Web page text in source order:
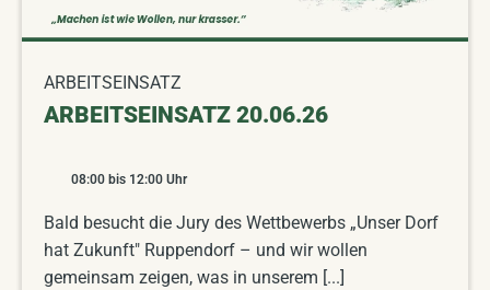
ARBEITSEINSATZ
ARBEITSEINSATZ 20.06.26
08:00 bis 12:00 Uhr
Bald besucht die Jury des Wettbewerbs „Unser Dorf
hat Zukunft" Ruppendorf – und wir wollen
gemeinsam zeigen, was in unserem [...]